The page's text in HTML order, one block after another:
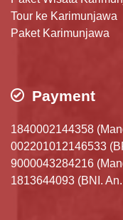
Tour ke Karimunjawa
Paket Karimunjawa
Payment
1840002144358
002201012146533
9000043284216
1813644093 (BNI.